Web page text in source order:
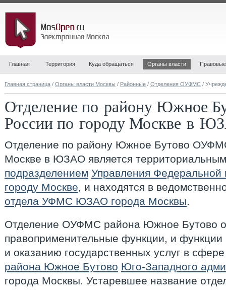
Главная Территория Куда обращаться Органы власти
Главная страница / Органы власти Москвы / Районные / Отделения ОУФМС /
Отделение по району Южное
России по городу Москве в
Отделение по району Южное Бутово
Москве в ЮЗАО является
подразделением Управления
городу Москве, и находятся в
отдела УФМС ЮЗАО города Москвы.
Отделение ОУФМС района Южное Бутово
правоприменительные функции, и функции
и оказанию государственных услуг в
района Южное Бутово Юго-Западного
города Москвы. Устаревшее название